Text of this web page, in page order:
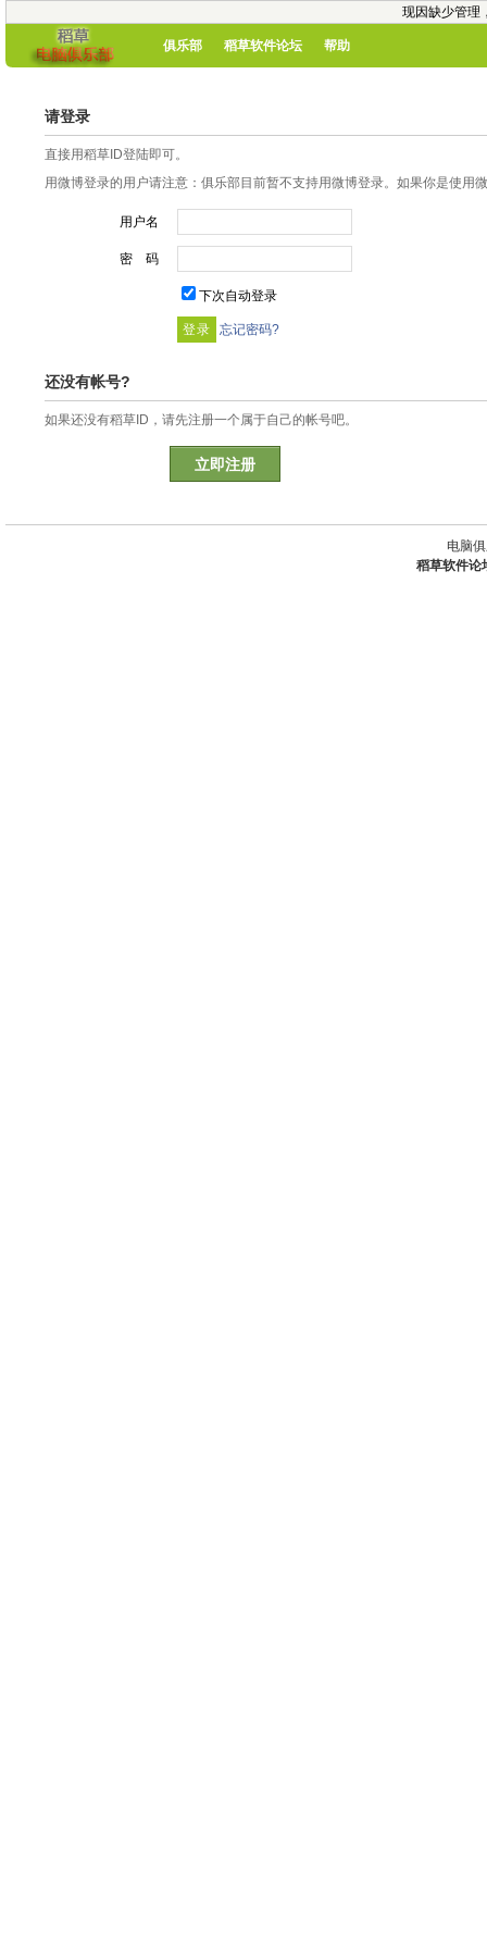
现因缺少管理
俱乐部 稻草软件论坛 帮助
请登录
直接用稻草ID登陆即可。
用微博登录的用户请注意：俱乐部目前暂不支持用微博登录。如果你是使用
用户名
密 码
下次自动登录
忘记密码?
还没有帐号?
如果还没有稻草ID，请先注册一个属于自己的帐号吧。
立即注册
电脑
稻草软件论